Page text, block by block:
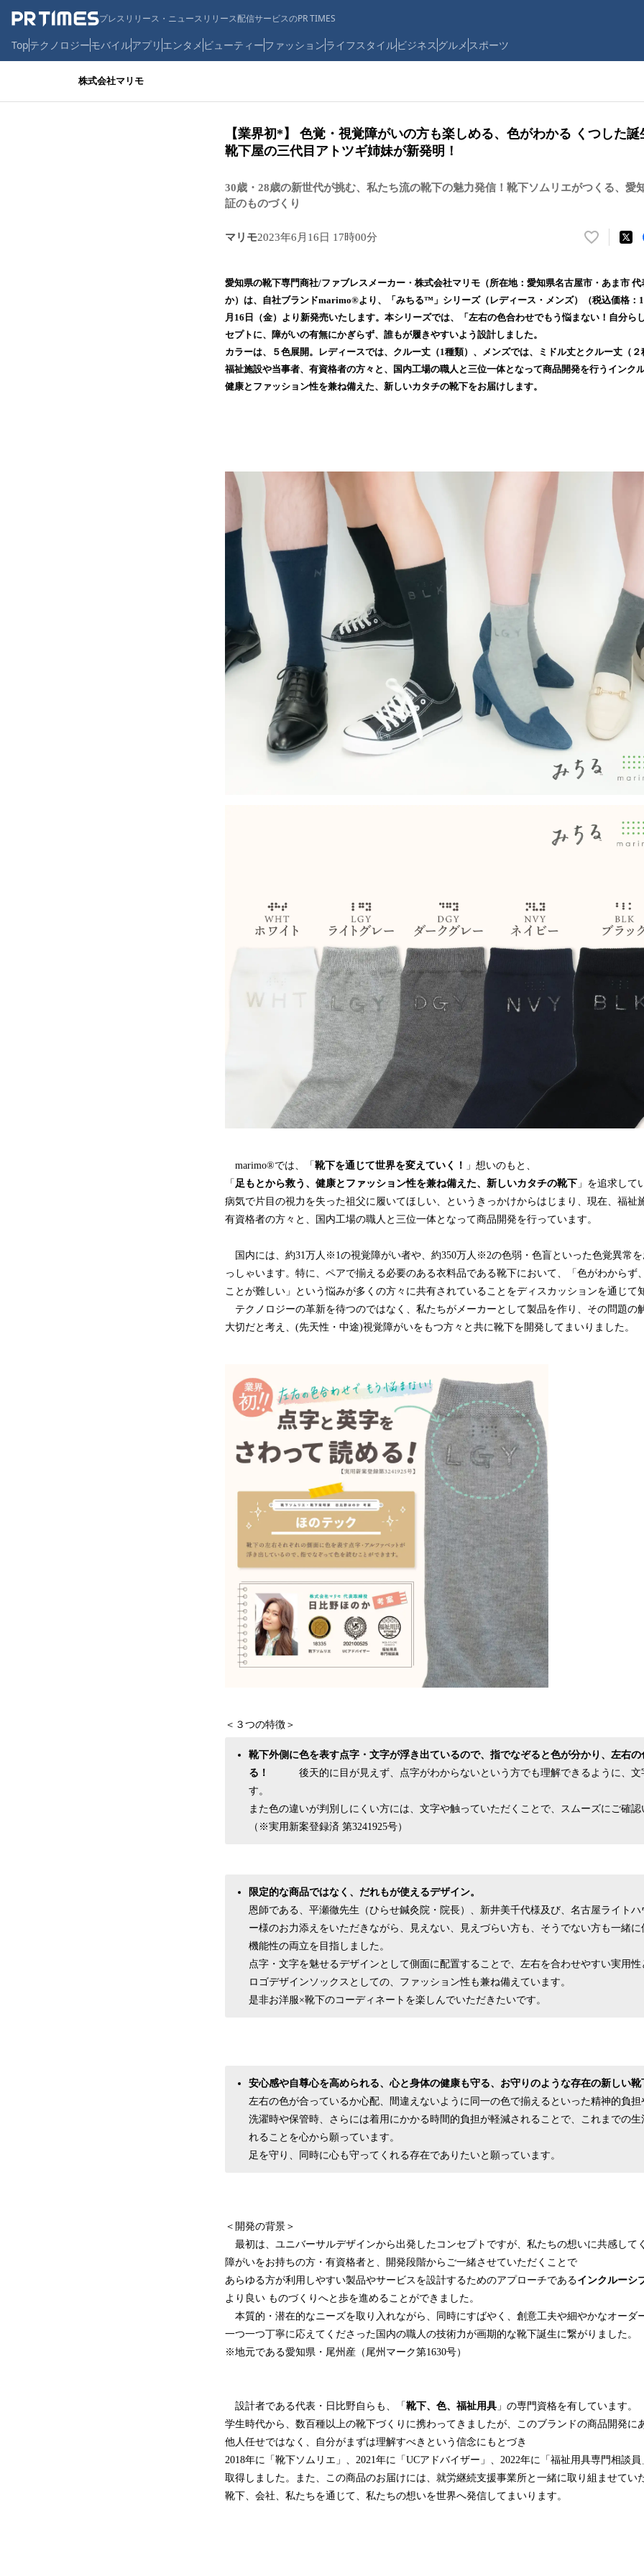
プレスリリース・ニュースリリース配信サービスのPR TIMES
Topテクノロジーモバイルアプリ エンタメ ビューティーファッションライフスタイルビジネス グルメ スポーツ
株式会社マリモ
【業界初*】 色覚・視覚障がいの方も楽しめる、色がわかる くつした
靴下屋の三代目アトツギ姉妹が新発明！
30歳・28歳の新世代が挑む、私たち流の靴下の魅力発信！靴下ソムリエがつくる、愛
証のものづくり
マリモ2023年6月16日 17時00分
い
！
数
を
み
込
愛知県の靴下専門商社/ファブレスメーカー・株式会社マリモ（所在地：愛知県名古屋市・あま市
か）は、自社ブランドmarimo®より、「みちる™」シリーズ（レディース・メンズ）（税込価格：
月16日（金）より新発売いたします。本シリーズでは、「左右の色合わせでもう悩まない！自分ら
セプトに、障がいの有無にかぎらず、誰もが履きやすいよう設計しました。
カラーは、５色展開。レディースでは、クルー丈（1種類）、メンズでは、ミドル丈とクルー丈（２
福祉施設や当事者、有資格者の方々と、国内工場の職人と三位一体となって商品開発を行うインク
健康とファッション性を兼ね備えた、新しいカタチの靴下をお届けします。
marimo®では、「 靴下を通じて世界を変えていく！
」想いのもと、
「 足もとから救う、健康とファッション性を兼ね備えた、新しいカタチの靴下 」を追求して
病気で片目の視力を失った祖父に履いてほしい、というきっかけからはじまり、現在、福祉
有資格者の方々と、国内工場の職人と三位一体となって商品開発を行っています。
国内には、約31万人※1の視覚障がい者や、約350万人※2の色弱・色盲といった色覚異常を
っしゃいます。特に、ペアで揃える必要のある衣料品である靴下において、「色がわからず
ことが難しい」という悩みが多くの方々に共有されていることをディスカッションを通じて
テクノロジーの革新を待つのではなく、私たちがメーカーとして製品を作り、その問題の
大切だと考え、(先天性・中途)視覚障がいをもつ方々と共に靴下を開発してまいりました。
＜３つの特徴＞
靴下外側に色を表す点字・文字が浮き出ているので、指でなぞると色が分かり、左右の
る！ 後天的に目が見えず、点字がわからないという方でも理解できるように、文
す。
また色の違いが判別しにくい方には、文字や触っていただくことで、スムーズにご確認
（※実用新案登録済 第3241925号）
限定的な商品ではなく、だれもが使えるデザイン。
恩師である、平瀬徹先生（ひらせ鍼灸院・院長）、新井美千代様及び、名古屋ライトハ
ー様のお力添えをいただきながら、見えない、見えづらい方も、そうでない方も一緒に
機能性の両立を目指しました。
点字・文字を魅せるデザインとして側面に配置することで、左右を合わせやすい実用性
ロゴデザインソックスとしての、ファッション性も兼ね備えています。
是非お洋服×靴下のコーディネートを楽しんでいただきたいです。
安心感や自尊心を高められる、心と身体の健康も守る、お守りのような存在の新しい靴
左右の色が合っているか心配、間違えないように同一の色で揃えるといった精神的負担
洗濯時や保管時、さらには着用にかかる時間的負担が軽減されることで、これまでの生
れることを心から願っています。
足を守り、同時に心も守ってくれる存在でありたいと願っています。
＜開発の背景＞
最初は、ユニバーサルデザインから出発したコンセプトですが、私たちの想いに共感して
障がいをお持ちの方・有資格者と、開発段階からご一緒させていただくことで
あらゆる方が利用しやすい製品やサービスを設計するためのアプローチであるインクルーシ
より良い ものづくりへと歩を進めることができました。
本質的・潜在的なニーズを取り入れながら、同時にすばやく、創意工夫や細やかなオーダ
一つ一つ丁寧に応えてくださった国内の職人の技術力が画期的な靴下誕生に繋がりました。
※地元である愛知県・尾州産（尾州マーク第1630号）
設計者である代表・日比野自らも、「 靴下、色、福祉用具 」の専門資格を有しています。
学生時代から、数百種以上の靴下づくりに携わってきましたが、このブランドの商品開発に
他人任せではなく、自分がまずは理解すべきという信念にもとづき
2018年に「靴下ソムリエ」、2021年に「UCアドバイザー」、2022年に「福祉用具専門相談員
取得しました。また、この商品のお届けには、就労継続支援事業所と一緒に取り組ませてい
靴下、会社、私たちを通じて、私たちの想いを世界へ発信してまいります。